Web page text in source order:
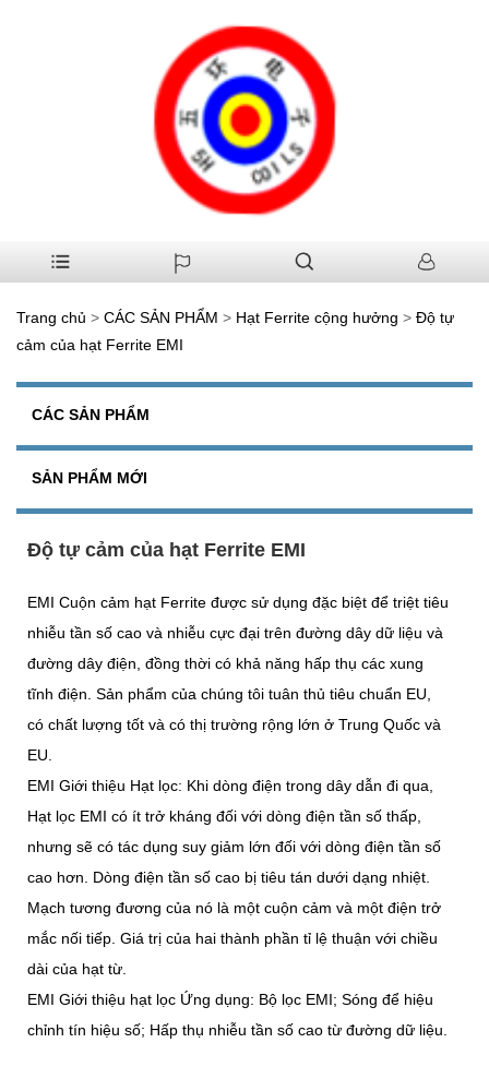
Trang chủ > CÁC SẢN PHẨM > Hạt Ferrite cộng hưởng > Độ tự
cảm của hạt Ferrite EMI
CÁC SẢN PHẨM
SẢN PHẨM MỚI
Độ tự cảm của hạt Ferrite EMI
EMI Cuộn cảm hạt Ferrite được sử dụng đặc biệt để triệt tiêu
nhiễu tần số cao và nhiễu cực đại trên đường dây dữ liệu và
đường dây điện, đồng thời có khả năng hấp thụ các xung
tĩnh điện. Sản phẩm của chúng tôi tuân thủ tiêu chuẩn EU,
có chất lượng tốt và có thị trường rộng lớn ở Trung Quốc và
EU.
EMI Giới thiệu Hạt lọc: Khi dòng điện trong dây dẫn đi qua,
Hạt lọc EMI có ít trở kháng đối với dòng điện tần số thấp,
nhưng sẽ có tác dụng suy giảm lớn đối với dòng điện tần số
cao hơn. Dòng điện tần số cao bị tiêu tán dưới dạng nhiệt.
Mạch tương đương của nó là một cuộn cảm và một điện trở
mắc nối tiếp. Giá trị của hai thành phần tỉ lệ thuận với chiều
dài của hạt từ.
EMI Giới thiệu hạt lọc Ứng dụng: Bộ lọc EMI; Sóng để hiệu
chỉnh tín hiệu số; Hấp thụ nhiễu tần số cao từ đường dữ liệu.